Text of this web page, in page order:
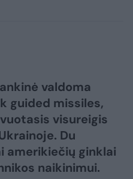
valdoma
guided missiles,
visureigis
Du
amerikiečių ginklai
naikinimui.